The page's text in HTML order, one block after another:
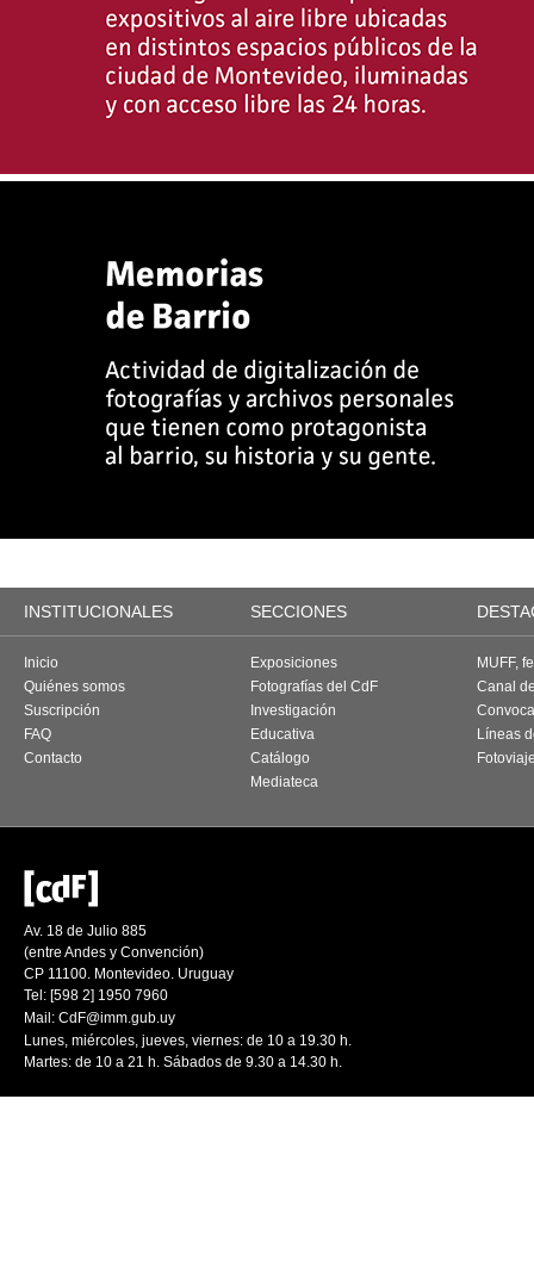
INSTITUCIONALES SECCIONES
Inicio
Quiénes somos
Suscripción
FAQ
Contacto
Exposiciones
Fotografías del CdF
Investigación
Educativa
Catálogo
Mediateca
MUFF,
Canal
Líneas
Av. 18 de Julio 885
(entre Andes y Convención)
CP 11100. Montevideo. Uruguay
Tel: [598 2] 1950 7960
Mail: CdF@imm.gub.uy
Lunes, miércoles, jueves, viernes: de 10 a 19.30 h.
Martes: de 10 a 21 h. Sábados de 9.30 a 14.30 h.